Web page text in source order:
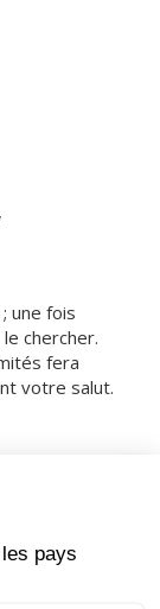
une fois
chercher.
fera
votre salut.
où tu fus
où les